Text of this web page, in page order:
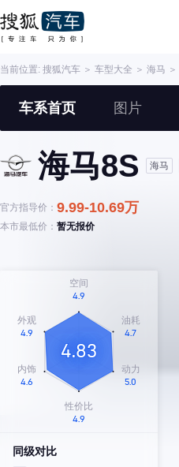
当前位置: 搜狐汽车 ＞ 车型大全 ＞ 海马 ＞
车系首页 图片
海马8S 海马
官方指导价： 9.99-10.69万
本市最低价： 暂无报价
同级对比